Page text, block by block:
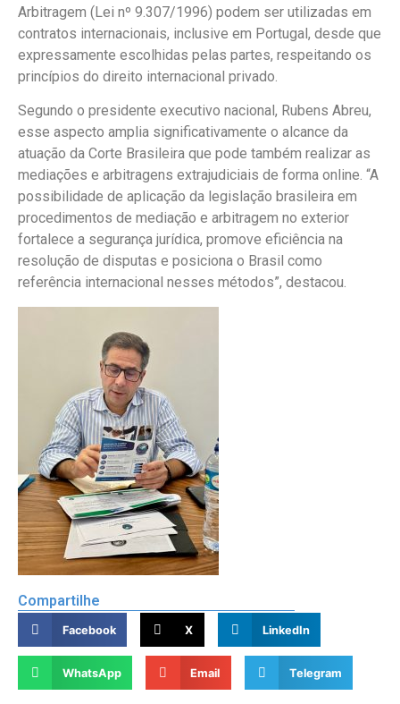
Arbitragem (Lei nº 9.307/1996) podem ser utilizadas em
contratos internacionais, inclusive em Portugal, desde que
expressamente escolhidas pelas partes, respeitando os
princípios do direito internacional privado.
Segundo o presidente executivo nacional, Rubens Abreu,
esse aspecto amplia significativamente o alcance da
atuação da Corte Brasileira que pode também realizar as
mediações e arbitragens extrajudiciais de forma online. “A
possibilidade de aplicação da legislação brasileira em
procedimentos de mediação e arbitragem no exterior
fortalece a segurança jurídica, promove eficiência na
resolução de disputas e posiciona o Brasil como
referência internacional nesses métodos”, destacou.
Compartilhe
Facebook X LinkedIn
WhatsApp Email Telegram